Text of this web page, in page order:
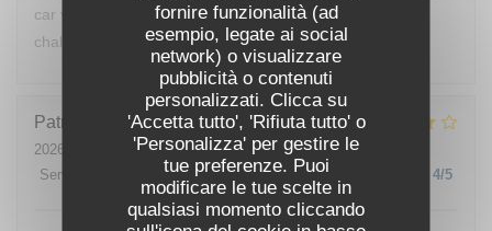
fornire funzionalità (ad
esempio, legate ai social
network) o visualizzare
pubblicità o contenuti
personalizzati. Clicca su
'Accetta tutto', 'Rifiuta tutto' o
'Personalizza' per gestire le
tue preferenze. Puoi
modificare le tue scelte in
qualsiasi momento cliccando
car votre restaurant est bien placé et votre accueil était
chaleureux.
Patrick
2026-07-24
- 12:00 - Ospiti 1
Servizio
Atmosfera : 4/5 Cucina: 4 /5 Qualità / Prezzo 4/5